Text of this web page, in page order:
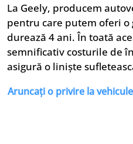
La Geely, producem
pentru care putem oferi
durează 4 ani. În toată
semnificativ costurile de
asigură o liniște
Aruncați o privire la